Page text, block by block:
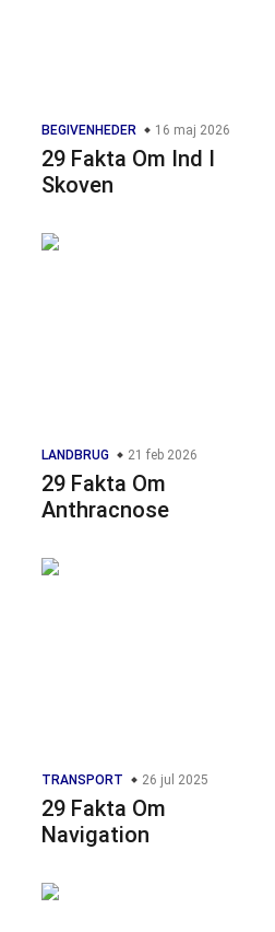
BEGIVENHEDER 16 maj 2026
29 Fakta Om Ind I
Skoven
LANDBRUG 21 feb 2026
29 Fakta Om
Anthracnose
TRANSPORT 26 jul 2025
29 Fakta Om
Navigation